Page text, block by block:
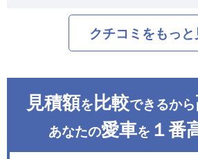
クチコミをもっと
見積額を 比較できるから
あなたの愛車を １番